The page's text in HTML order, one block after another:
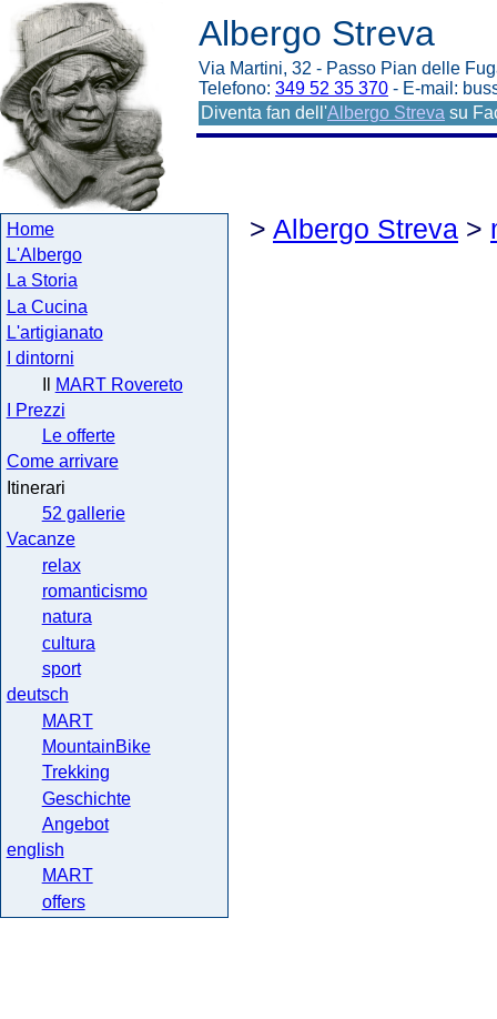
Albergo Streva
Via Martini, 32 - Passo Pian delle
Telefono: 349 52 35 370 - E-mail:
Diventa fan dell'Albergo Streva su
> Albergo Streva >
Home
L'Albergo
La Storia
La Cucina
L'artigianato
I dintorni
MART Rovereto
I Prezzi
Le offerte
Come arrivare
Itinerari
52 gallerie
Vacanze
relax
romanticismo
natura
cultura
sport
deutsch
MART
MountainBike
Trekking
Geschichte
Angebot
english
MART
offers